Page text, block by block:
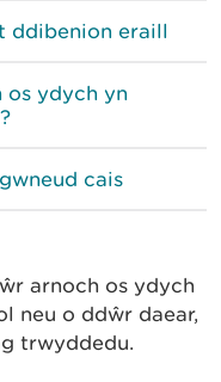
ddibenion eraill
os ydych yn
cais
arnoch os ydych
neu o ddŵr daear,
trwyddedu.